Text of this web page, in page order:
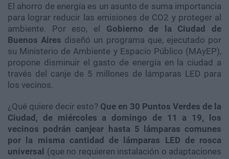
El ahorro de energía es un asunto de suma importancia
para lograr reducir las emisiones de CO2 y proteger al
ambiente. Por eso, el Gobierno de la Ciudad de
Buenos Aires diseñó un programa que, ejecutado por
su Ministerio de Ambiente y Espacio Público (MAyEP),
propone disminuir el gasto de energía en la ciudad a
través del canje de 5 millones de lámparas LED para
los vecinos.
¿Qué quiere decir esto? Que en 30 Puntos Verdes de la
Ciudad, de miércoles a domingo de 11 a 19, los
vecinos podrán canjear hasta 5 lámparas comunes
por la misma cantidad de lámparas LED de rosca
universal (que no requieren instalación o adaptaciones